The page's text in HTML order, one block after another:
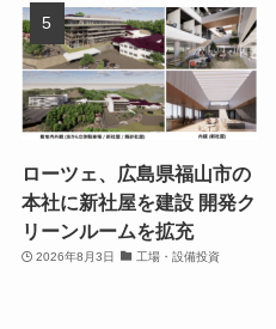
ローツェ、広島県福山市の
本社に新社屋を建設 開発ク
リーンルームを拡充
2026年8月3日 工場・設備投資